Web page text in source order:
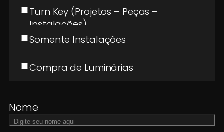
Turn Key (Projetos – Peças –
Instalações)
Somente Instalações
Compra de Luminárias
Nome